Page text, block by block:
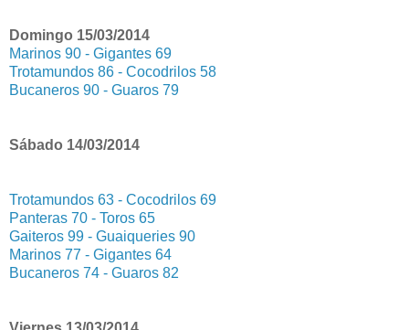
Domingo 15/03/2014
Marinos 90 - Gigantes 69
Trotamundos 86 - Cocodrilos 58
Bucaneros 90 - Guaros 79
Sábado 14/03/2014
Trotamundos 63 - Cocodrilos 69
Panteras 70 - Toros 65
Gaiteros 99 - Guaiqueries 90
Marinos 77 - Gigantes 64
Bucaneros 74 - Guaros 82